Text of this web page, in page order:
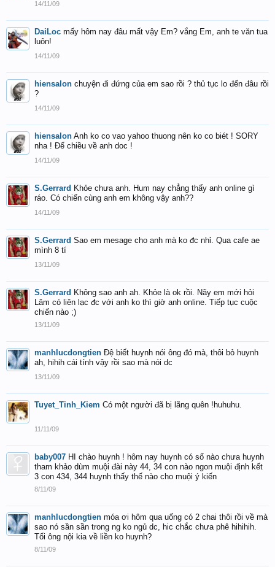
14/11/09
DaiLoc mấy hôm nay đâu mất vậy Em? vắng Em, anh te văn tua
luôn!
14/11/09
hiensalon chuyện đi đứng của em sao rồi ? thủ tục lo đến đâu rồi
?
14/11/09
hiensalon Anh ko co vao yahoo thuong nên ko co biét ! SORY
nha ! Để chiều về anh doc !
14/11/09
S.Gerrard Khỏe chưa anh. Hum nay chẳng thấy anh online gì
ráo. Có chiến cùng anh em không vậy anh??
14/11/09
S.Gerrard Sao em mesage cho anh mà ko đc nhỉ. Qua cafe ae
mình 8 tí
13/11/09
S.Gerrard Không sao anh ah. Khỏe là ok rồi. Nãy em mới hỏi
Lâm có liên lạc đc với anh ko thì giờ anh online. Tiếp tục cuộc
chiến nào ;)
13/11/09
manhlucdongtien Đệ biết huynh nói ông đó mà, thôi bỏ huynh
ah, hihih cái tính vậy rồi sao mà nói dc
13/11/09
Tuyet_Tinh_Kiem Có một người đã bị lãng quên !huhuhu.
11/11/09
baby007 HI chào huynh ! hôm nay huynh có số nào chưa huynh
tham khảo dùm muội đài này 44, 34 con nào ngon muội định kết
3 con 434, 344 huynh thấy thế nào cho muội ý kiến
8/11/09
manhlucdongtien móa ơi hôm qua uống có 2 chai thôi rồi về mà
sao nó sần sần trong ng ko ngủ dc, hic chắc chưa phê hihihih.
Tối ông nội kia về liền ko huynh?
8/11/09